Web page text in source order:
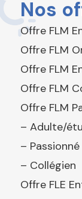
Nos
Offre FLM
Offre FLM
Offre FLM
Offre FLM
Offre FLM
– Adulte/
–
– Collégien
Offre FLE